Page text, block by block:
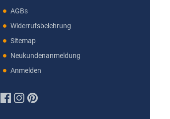
AGBs
Widerrufsbelehrung
Sitemap
Neukundenanmeldung
Anmelden